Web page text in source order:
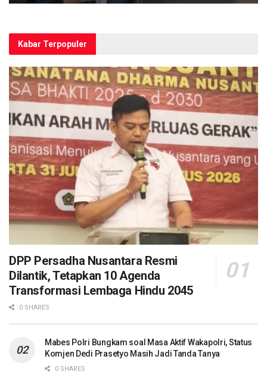
Kabar Terpopuler
DPP Persadha Nusantara Resmi
Dilantik, Tetapkan 10 Agenda
Transformasi Lembaga Hindu 2045
0 SHARES
Mabes Polri Bungkam soal Masa Aktif Wakapolri, Status
Komjen Dedi Prasetyo Masih Jadi Tanda Tanya
0 SHARES